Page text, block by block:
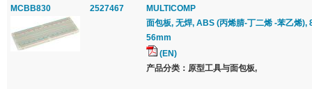
MCBB830 2527467
MULTICOMP
面包板, 无焊, ABS (丙烯腈-丁二烯 -苯乙烯
56mm
(EN)
产品分类：原型工具与面包板,